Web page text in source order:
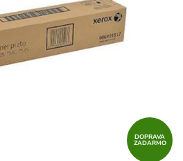
DOPRAVA
ZADARMO